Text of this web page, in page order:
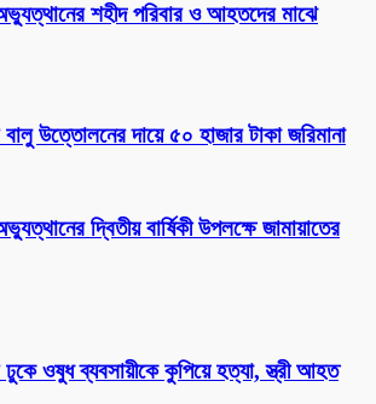
শহীদ পরিবার ও আহতদের মাঝে
উত্তোলনের দায়ে ৫০ হাজার টাকা জরিমানা
দ্বিতীয় বার্ষিকী উপলক্ষে জামায়াতের
ওষুধ ব্যবসায়ীকে কুপিয়ে হত্যা, স্ত্রী আহত